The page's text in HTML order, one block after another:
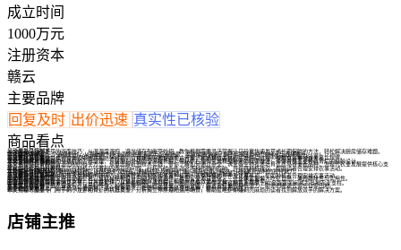
成立时间
1000万元
注册资本
赣云
主要品牌
回复及时 出价迅速 真实性已核验
商品看点
马铃薯发芽控制术
本文揭秘马铃薯发芽的双面技巧：从温湿度调控、避光储存到催芽妙招，教你根据需要灵活掌握让马铃薯快速发芽或长期保鲜的方法，轻松解决厨房储存难题。
DR机分级指南
本文解析DR机的三个等级划分，从基础款到专业款的性能差异与应用场景，帮助读者快速了解不同级别DR机的特点与选择要点。
马铃薯齐苗要多久
本文解析马铃薯从出苗到齐苗的时间周期，探讨影响齐苗速度的关键因素，并提供促进整齐出苗的实用技巧，帮助种植者掌握马铃薯生长规律。
马铃薯防病指南
本文揭秘马铃薯常见病虫害的识别技巧与防治妙招，从预防到治理提供实用方案，帮助种植者轻松应对田间挑战，保障马铃薯健康生长。
球磨分级机大揭秘
本文生动解析球磨机和分级机的工作原理，从研磨到分级的全流程拆解，揭秘矿石如何变成精细粉末的科学魔法，带你看懂工业粉碎背后的精妙设计。
马铃薯种质资源创制
本文揭秘马铃薯种质资源创制的科学方法，从概念解析到技术实践，带你了解如何通过杂交、诱变等生物技术培育优质马铃薯新品种，为现代农业发展提供核心支
持。
广东七月能种马铃薯吗
本文解答广东七月份是否适合种植马铃薯和四季豆的问题，分析气候条件对这两种作物的影响，并提供种植建议，帮助读者合理安排农事活动。
龙腾8号马铃薯探秘
本文揭秘龙腾8号马铃薯的品种特性，包括其外观特征、种植优势及食用价值，带您全面了解这一马铃薯新品种的独特魅力。
马铃薯发芽何时种
本文解答马铃薯发芽后和秋季种植的最佳时间，分享种植技巧和注意事项，帮助您轻松收获饱满马铃薯。
马铃薯种植时机指南
本文解答马铃薯种植时间及双季种植的疑问，详细解析不同地区的适宜种植期、双季种植的条件及注意事项，帮助种植者合理安排农事活动。
自动剥虾机DIY指南
本文手把手教你打造家用自动剥虾机，从机械结构设计到动力系统选择，再到安全测试优化，三个步骤实现懒人吃虾自由，兼顾趣味性与实用性。
刨肉机操作指南
本文提供刨肉机的安全操作步骤、日常维护技巧及常见问题解决方案，帮助用户高效使用设备，延长使用寿命。
山丹马铃薯产量探秘
本文解析山丹县马铃薯的总产量与亩产量现状，从种植规模、品种特性到增产措施，带你了解这颗黄土高原上的'金蛋蛋'如何成为当地农业支柱。
农薯七号高产吗
本文解析农薯七号的产量表现，从品种特性、种植条件到实际产出数据，带你全面了解这款红薯的种植潜力，助你判断是否适合自家田地。
早熟高产马铃薯
本文介绍早熟且高产的优质马铃薯品种，适合鲜食需求，帮助种植者选择理想品种，提升产量和品质。
剥虾神器大揭秘
本文揭秘市面上专门用于剥小龙虾和青虾的机器类型，分析其工作原理和适用场景，帮助爱吃虾却嫌剥壳麻烦的读者找到解放双手的解决方案。
店铺主推